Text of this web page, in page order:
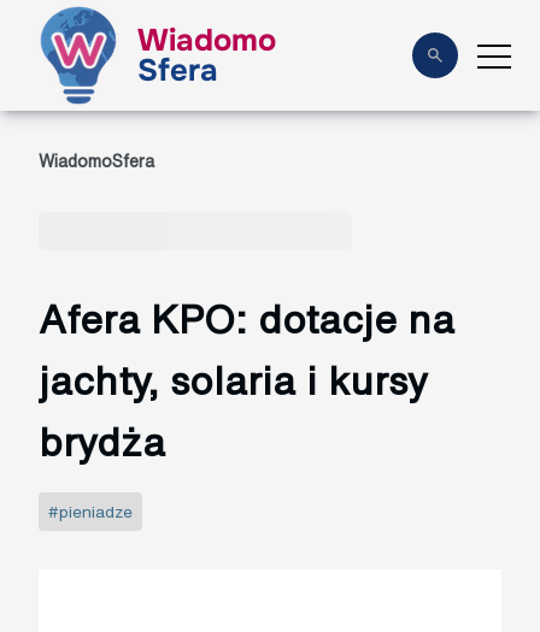
Wiadomo
Sfera
WiadomoSfera
Afera KPO: dotacje na
jachty, solaria i kursy
brydża
#pieniadze